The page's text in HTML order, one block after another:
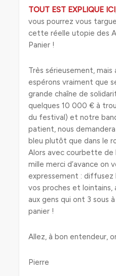
TOUT EST EXPLIQUE ICI
vous pourrez vous
cette réelle utopie des
Panier !
Très sérieusement, mais
espérons vraiment que
grande chaîne de
quelques 10 000 € à
du festival) et notre
patient, nous
bleu plutôt que dans le
Alors avec courbette
mille merci d’avance on
expressement : diffusez
vos proches et lointains,
aux gens qui ont 3 sous
panier !
Allez, à bon entendeur,
Pierre